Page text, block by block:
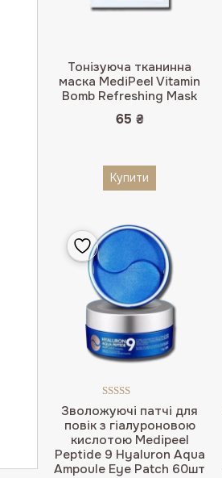
Тонізуюча тканинна
маска MediPeel Vitamin
Bomb Refreshing Mask
65 ₴
Купити
Зволожуючі патчі для
повік з гіалуроновою
кислотою Medipeel
Peptide 9 Hyaluron Aqua
Ampoule Eye Patch 60шт
Оцінено в
5.00з 5